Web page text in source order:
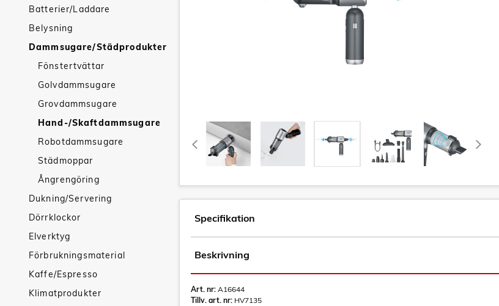
Batterier/Laddare
Belysning
Dammsugare/Städprodukter
Fönstertvättar
Golvdammsugare
Grovdammsugare
Hand-/Skaftdammsugare
Robotdammsugare
Städmoppar
Ångrengöring
Dukning/Servering
Dörrklockor
Elverktyg
Förbrukningsmaterial
Kaffe/Espresso
Klimatprodukter
Specifikation
Beskrivning
Art. nr: A16644
Tillv. art. nr: HV7135